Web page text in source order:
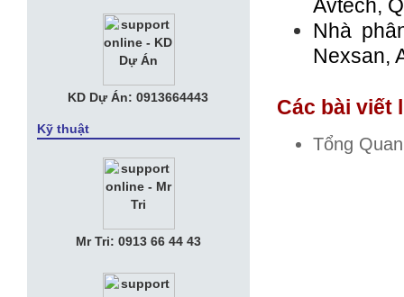
Avtech,
Nhà
Nexsan,
Các bài viết
Tổng
KD Dự Án: 0913664443
Kỹ thuật
Mr Tri: 0913 66 44 43